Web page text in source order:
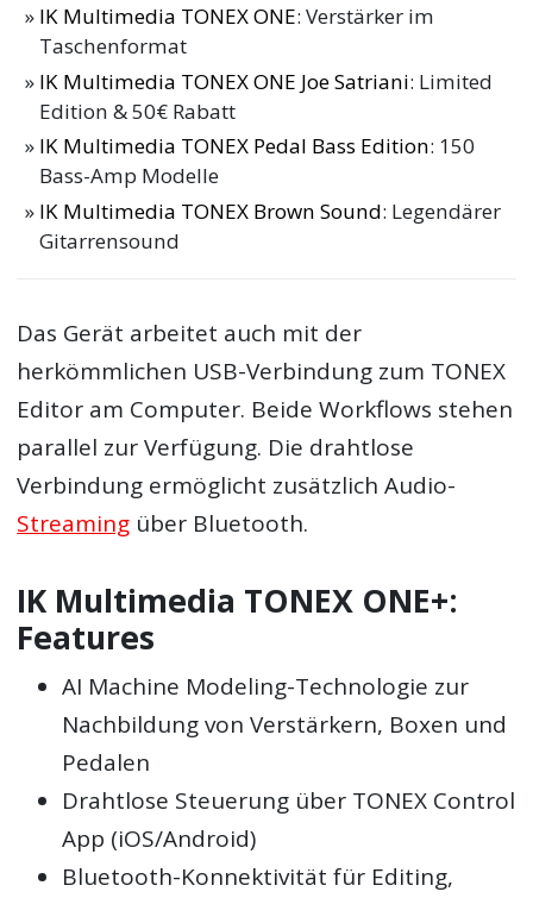
IK Multimedia TONEX ONE: Verstärker im
Taschenformat
IK Multimedia TONEX ONE Joe Satriani: Limited
Edition & 50€ Rabatt
IK Multimedia TONEX Pedal Bass Edition: 150
Bass-Amp Modelle
IK Multimedia TONEX Brown Sound: Legendärer
Gitarrensound
Das Gerät arbeitet auch mit der
herkömmlichen USB-Verbindung zum TONEX
Editor am Computer. Beide Workflows stehen
parallel zur Verfügung. Die drahtlose
Verbindung ermöglicht zusätzlich Audio-
Streaming über Bluetooth.
IK Multimedia TONEX ONE+:
Features
AI Machine Modeling-Technologie zur
Nachbildung von Verstärkern, Boxen und
Pedalen
Drahtlose Steuerung über TONEX Control
App (iOS/Android)
Bluetooth-Konnektivität für Editing,